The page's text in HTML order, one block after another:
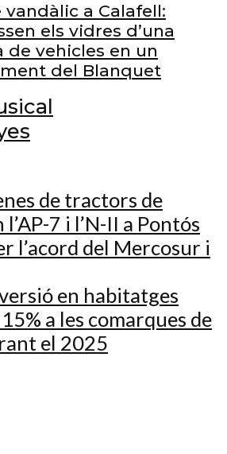
vandàlic a Calafell:
els vidres d’una
de vehicles en un
del Blanquet
de tractors de
7 i l’N-II a Pontós
l’acord del Mercosur i
en habitatges
a les comarques de
el 2025